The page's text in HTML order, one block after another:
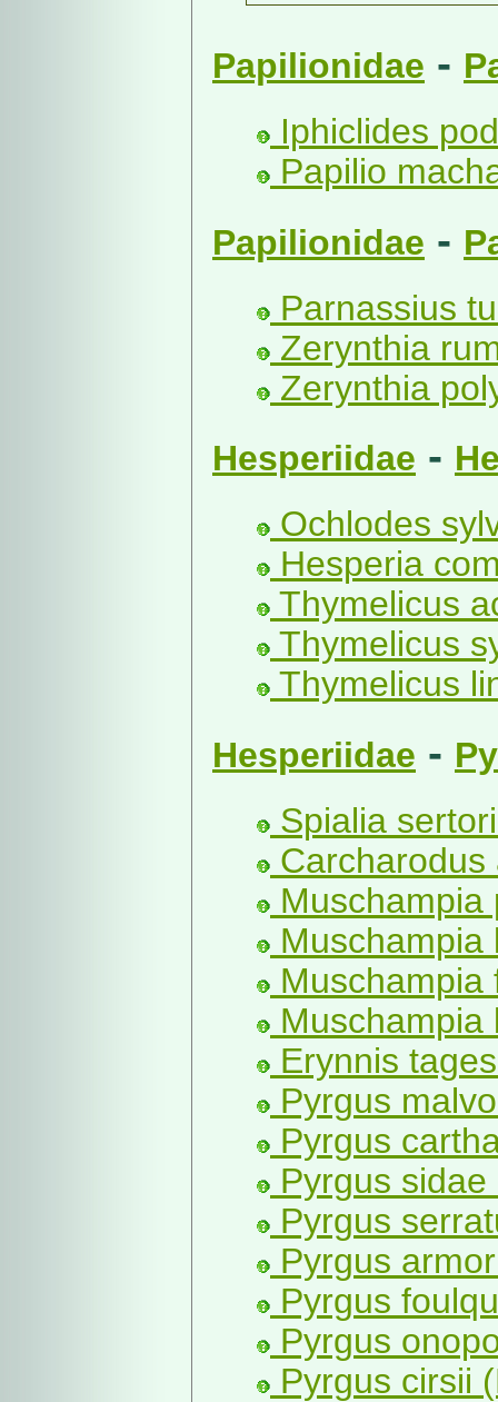
Papilionidae -
Iphiclides
Papilio
Papilionidae -
Parnassius
Zerynthia
Zerynthia
Hesperiidae -
Ochlodes
Hesperia
Thymelicus
Thymelicus
Thymelicus
Hesperiidae -
Spialia
Muschampia
Muschampia
Muschampia
Muschampia
Erynnis
Pyrgus
Pyrgus
Pyrgus sidae
Pyrgus
Pyrgus
Pyrgus
Pyrgus
Pyrgus cirsii